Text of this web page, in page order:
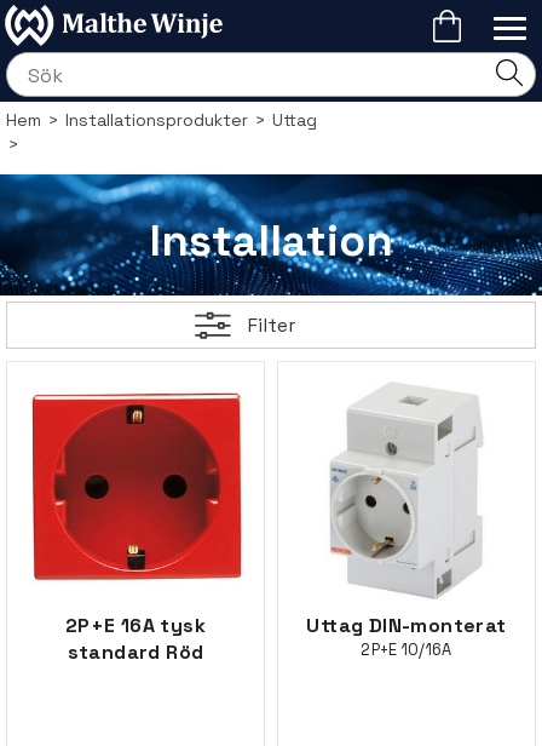
Hem>Installationsprodukter>Uttag
>
Installation
Filter
2P+E 16A tysk
standard Röd
Uttag DIN-monterat
2P+E 10/16A